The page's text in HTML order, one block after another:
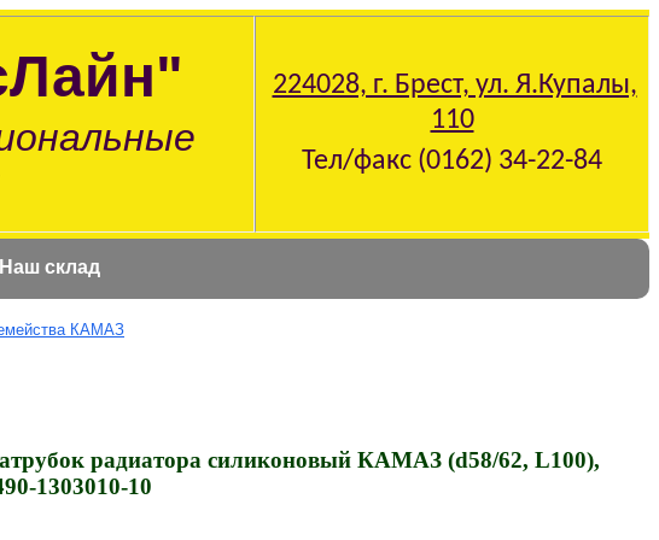
224028, г. Брест, ул. Я.Купалы,
110
Тел/факс (0162) 34-22-84
Наш склад
КАМАЗ
радиатора силиконовый КАМАЗ (d58/62, L100),
1303010-10